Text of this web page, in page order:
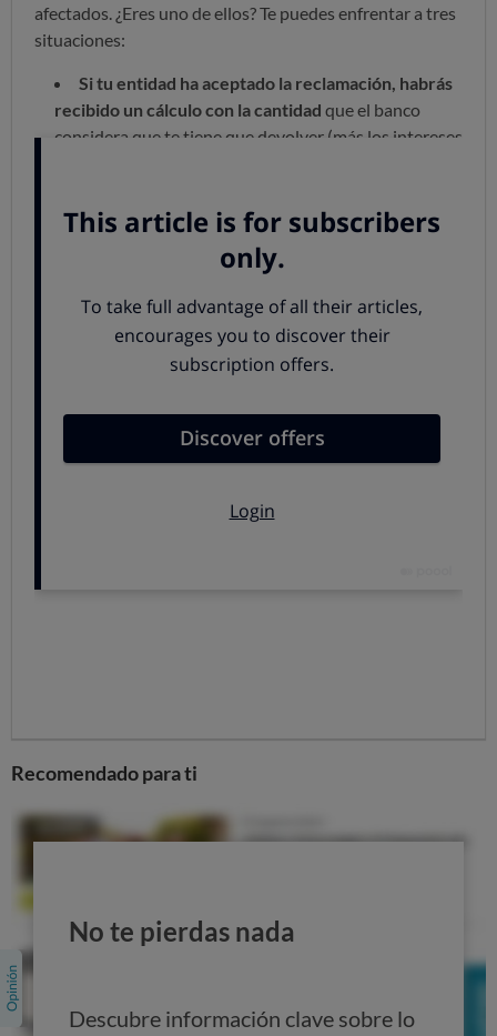
afectados. ¿Eres uno de ellos? Te puedes enfrentar a tres
situaciones:
Si tu entidad ha aceptado la reclamación, habrás
recibido un cálculo con la cantidad que el banco
considera que te tiene que devolver (más los intereses
no procede, te habrá comunicado los motivospor
los piensa que la cláusula de tu contrato no es
La tercera posibilidad es queel banco no
conteste: si han pasado tres meses desde que
planteaste la reclamación y no has recibido respuesta
concluido sin acuerdo.
Infórmate antes de firmar nada
los importes que te ofrecen para saber si se ajustan a lo
en la mayoría de casos se limitan a ofrecer un
no aportan los cuadros de amortización aplicados
Tienes derecho a recuperar tu dinero
han desestimado o ignorado tu reclamación, siempre
Recomendado para ti
No te pierdas nada
Descubre información clave sobre lo